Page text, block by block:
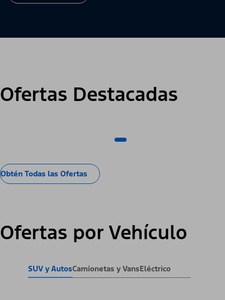
Ofertas Destacadas
Obtén Todas las Ofertas
Ofertas por Vehículo
SUV y AutosCamionetas y VansEléctrico